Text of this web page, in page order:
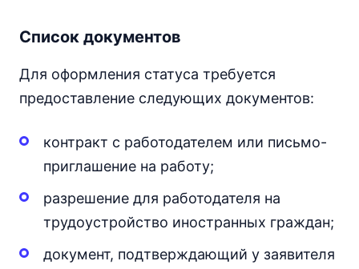
Список документов
Для оформления статуса требуется
предоставление следующих документов:
контракт с работодателем или письмо-
приглашение на работу;
разрешение для работодателя на
трудоустройство иностранных граждан;
документ, подтверждающий у заявителя